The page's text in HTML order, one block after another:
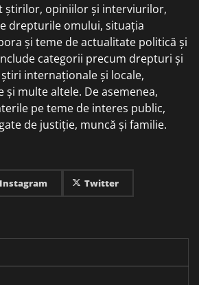
știrilor, opiniilor și interviurilor,
drepturile omului, situația
și teme de actualitate politică și
categorii precum drepturi și
internaționale și locale,
și multe altele. De asemenea,
pe teme de interes public,
de justiție, muncă și familie.
Instagram Twitter